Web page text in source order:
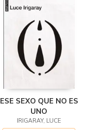
ESE SEXO QUE NO ES
UNO
IRIGARAY, LUCE